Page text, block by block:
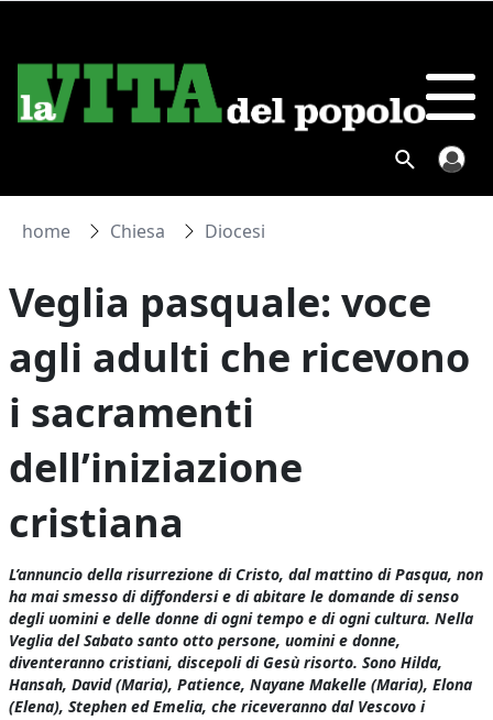
home Chiesa Diocesi
Veglia pasquale: voce
agli adulti che ricevono
i sacramenti
dell’iniziazione
cristiana
L’annuncio della risurrezione di Cristo, dal mattino di Pasqua, non
ha mai smesso di diffondersi e di abitare le domande di senso
degli uomini e delle donne di ogni tempo e di ogni cultura. Nella
Veglia del Sabato santo otto persone, uomini e donne,
diventeranno cristiani, discepoli di Gesù risorto. Sono Hilda,
Hansah, David (Maria), Patience, Nayane Makelle (Maria), Elona
(Elena), Stephen ed Emelia, che riceveranno dal Vescovo i